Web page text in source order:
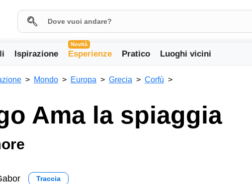
Ispirazione
Novità
Esperienze Pratico Luoghi vicini
Mondo Europa Grecia Corfù
Ama la spiaggia
Traccia